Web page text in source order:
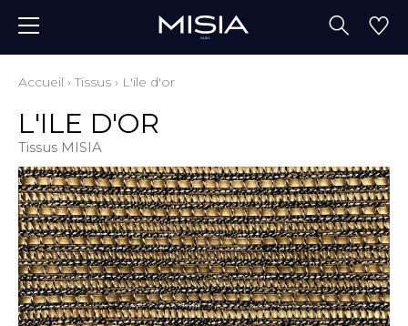
Accueil ›Tissus › L'ile d'or
L'ILE D'OR
Tissus MISIA